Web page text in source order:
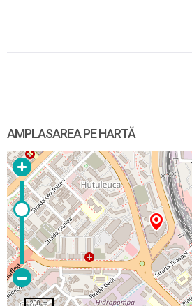
AMPLASAREA PE HARTĂ
200 m